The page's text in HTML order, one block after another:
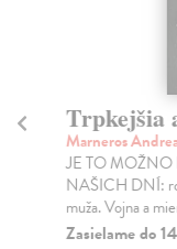
Trpkejšia
Marneros
JE TO
NAŠICH DNÍ:
muža. Vojna a
Zasielame do